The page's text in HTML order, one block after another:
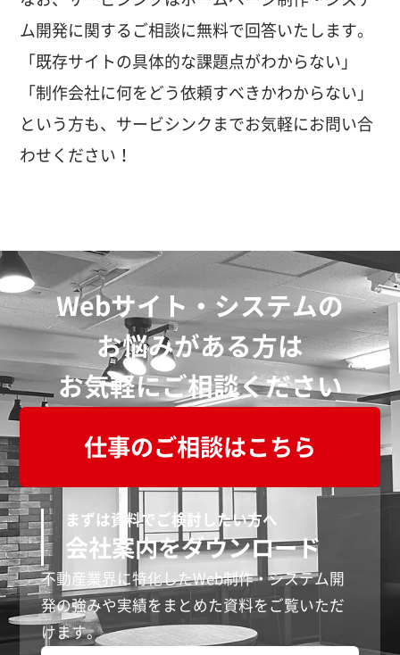
ム開発に関するご相談に無料で回答いたします。
「既存サイトの具体的な課題点がわからない」
「制作会社に何をどう依頼すべきかわからない」
という方も、サービシンクまでお気軽にお問い合
わせください！
Webサイト・システムの
お悩みがある方は
お気軽にご相談ください
仕事のご相談はこちら
まずは資料でご検討したい方へ
会社案内をダウンロード
不動産業界に特化したWeb制作・システム開
発の強みや実績をまとめた資料をご覧いただ
けます。